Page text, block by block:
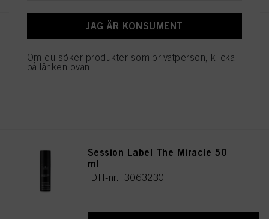
Session Label The Miracle 50
ml
IDH-nr. 3063230
JAG ÄR KONSUMENT
Om du söker produkter som privatperson, klicka
på länken ovan.